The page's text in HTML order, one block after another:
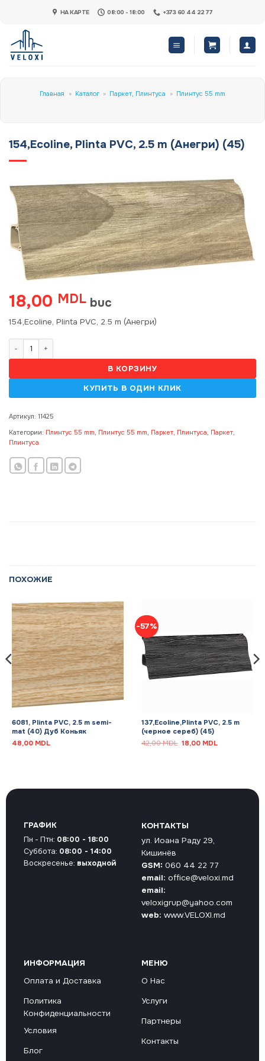
content
НА КАРТЕ 08:00 - 18:00 +373 60 44 22 77
Главная » Каталог » Паркет, Плинтуса » Плинтус 55 mm
154,Ecoline, Plinta PVC, 2.5 m (Анегри) (45)
18,00 MDL buc
154,Ecoline, Plinta PVC, 2.5 m (Анегри)
В КОРЗИНУ
Артикул: 11425
Категории: Плинтус 55 mm Плинтус 55 mm Паркет, Плинтуса Паркет,
Плинтуса
ПОХОЖИЕ
6081, Plinta PVC, 2.5 m semi-
mat (40) Дуб Коньяк
48,00 MDL
-57%
137,Ecoline,Plinta PVC, 2.5 m
(черное сереб) (45)
42,00MDL Первоначальная
цена
18,00 MDLТекущая
КОНТАКТЫ
ул. Иоана Раду 29,
Кишинёв
GSM: 060 44 22 77
email: office@veloxi.md
email:
veloxigrup@yahoo.com
web: www.VELOXI.md
ИНФОРМАЦИЯ
Оплата и Доставка
Политика
Конфиденциальности
Условия
Блог
МЕНЮ
О Нас
Услуги
Партнеры
Контакты
ГРАФИК
Пн - Птн: 08:00 - 18:00
Суббота: 08:00 - 14:00
Воскресенье: выходной